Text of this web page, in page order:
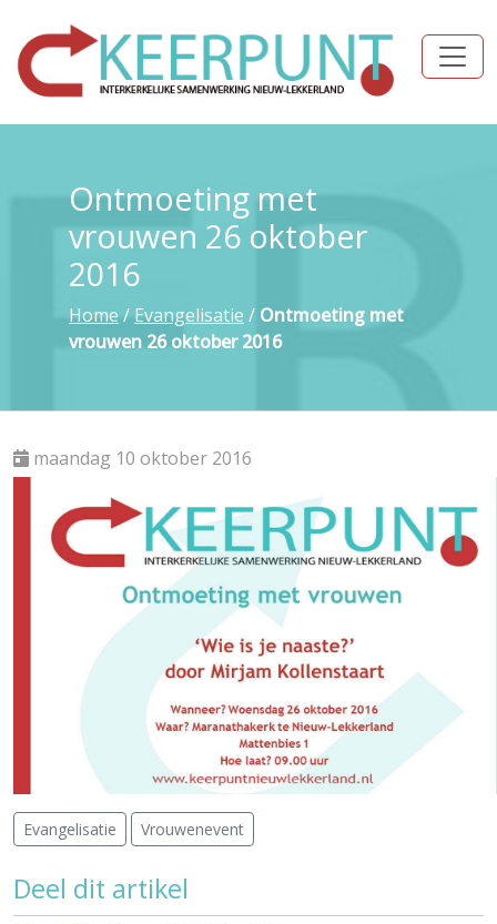
Ontmoeting met
vrouwen 26 oktober
2016
Home / Evangelisatie / Ontmoeting met
vrouwen 26 oktober 2016
maandag 10 oktober 2016
Evangelisatie Vrouwenevent
Deel dit artikel